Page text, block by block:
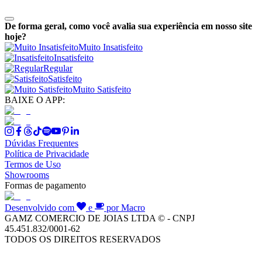
De forma geral, como você avalia sua experiência em nosso site
hoje?
Muito Insatisfeito
Insatisfeito
Regular
Satisfeito
Muito Satisfeito
BAIXE O APP:
Dúvidas Frequentes
Política de Privacidade
Termos de Uso
Showrooms
Formas de pagamento
Desenvolvido com e
por Macro
GAMZ COMERCIO DE JOIAS LTDA © - CNPJ
45.451.832/0001-62
TODOS OS DIREITOS RESERVADOS